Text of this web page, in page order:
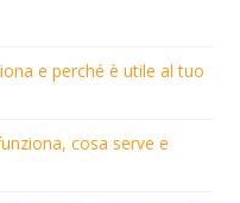
e perché è utile al tuo
cosa serve e